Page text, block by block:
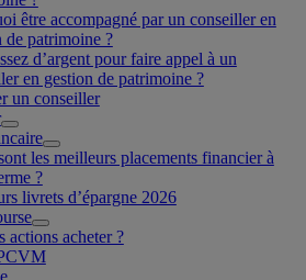
être accompagné par un conseiller en
de patrimoine ?
d’argent pour faire appel à un
en gestion de patrimoine ?
un conseiller
les meilleurs placements financier à
?
livrets d’épargne 2026
actions acheter ?